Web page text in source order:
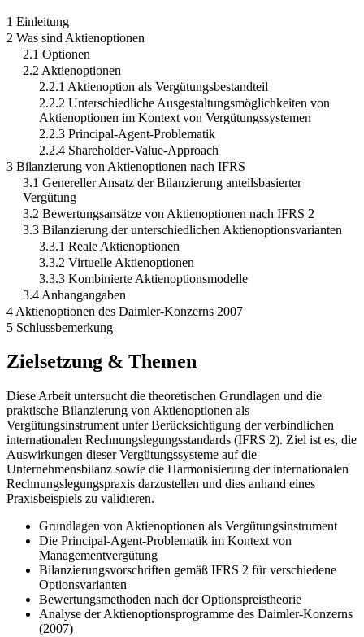
1 Einleitung
2 Was sind Aktienoptionen
2.1 Optionen
2.2 Aktienoptionen
2.2.1 Aktienoption als Vergütungsbestandteil
2.2.2 Unterschiedliche Ausgestaltungsmöglichkeiten von
Aktienoptionen im Kontext von Vergütungssystemen
2.2.3 Principal-Agent-Problematik
2.2.4 Shareholder-Value-Approach
3 Bilanzierung von Aktienoptionen nach IFRS
3.1 Genereller Ansatz der Bilanzierung anteilsbasierter
Vergütung
3.2 Bewertungsansätze von Aktienoptionen nach IFRS 2
3.3 Bilanzierung der unterschiedlichen Aktienoptionsvarianten
3.3.1 Reale Aktienoptionen
3.3.2 Virtuelle Aktienoptionen
3.3.3 Kombinierte Aktienoptionsmodelle
3.4 Anhangangaben
4 Aktienoptionen des Daimler-Konzerns 2007
5 Schlussbemerkung
Zielsetzung & Themen
Diese Arbeit untersucht die theoretischen Grundlagen und die
praktische Bilanzierung von Aktienoptionen als
Vergütungsinstrument unter Berücksichtigung der verbindlichen
internationalen Rechnungslegungsstandards (IFRS 2). Ziel ist es, die
Auswirkungen dieser Vergütungssysteme auf die
Unternehmensbilanz sowie die Harmonisierung der internationalen
Rechnungslegungspraxis darzustellen und dies anhand eines
Praxisbeispiels zu validieren.
Grundlagen von Aktienoptionen als Vergütungsinstrument
Die Principal-Agent-Problematik im Kontext von
Managementvergütung
Bilanzierungsvorschriften gemäß IFRS 2 für verschiedene
Optionsvarianten
Bewertungsmethoden nach der Optionspreistheorie
Analyse der Aktienoptionsprogramme des Daimler-Konzerns
(2007)